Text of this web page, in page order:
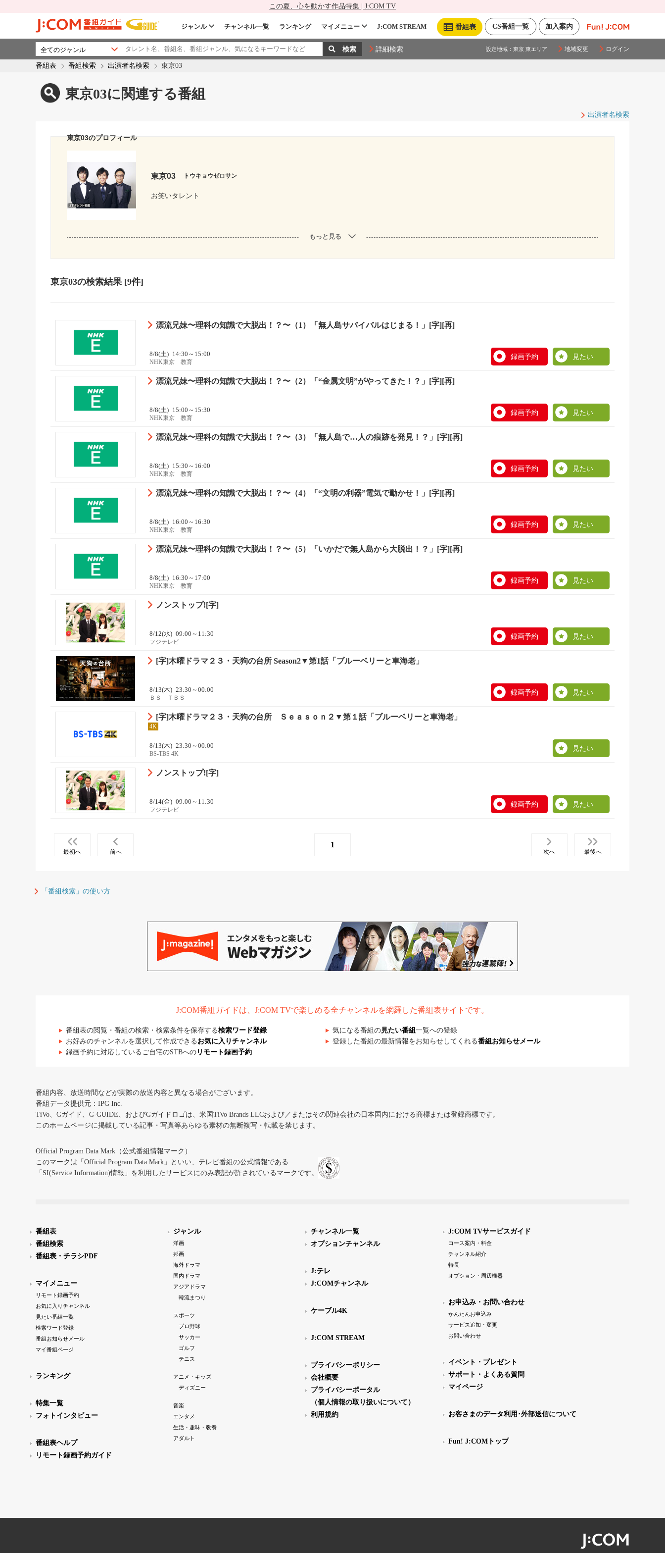
この夏、心を動かす作品特集 | J:COM TV
加入案内
CS番組一覧
番組表
ジャンル チャンネル一覧 ランキング マイメニュー J:COM STREAM
詳細検索 設定地域： 東京 東エリア 地域変更 ログイン
番組表 番組検索 出演者名検索 東京03
東京03に関連する番組
出演者名検索
東京03のプロフィール
東京03 トウキョウゼロサン
お笑いタレント
もっと見る
東京03の検索結果 [9件]
漂流兄妹〜理科の知識で大脱出！？〜（1）「無人島サバイバルはじまる！」[字][再]
8/8(土) 14:30～15:00
NHK東京 教育
録画予約 見たい
漂流兄妹〜理科の知識で大脱出！？〜（2）「“金属文明”がやってきた！？」[字][再]
8/8(土) 15:00～15:30
NHK東京 教育
録画予約 見たい
漂流兄妹〜理科の知識で大脱出！？〜（3）「無人島で…人の痕跡を発見！？」[字][再]
8/8(土) 15:30～16:00
NHK東京 教育
録画予約 見たい
漂流兄妹〜理科の知識で大脱出！？〜（4）「“文明の利器”電気で動かせ！」[字][再]
8/8(土) 16:00～16:30
NHK東京 教育
録画予約 見たい
漂流兄妹〜理科の知識で大脱出！？〜（5）「いかだで無人島から大脱出！？」[字][再]
8/8(土) 16:30～17:00
NHK東京 教育
録画予約 見たい
ノンストップ![字]
8/12(水) 09:00～11:30
フジテレビ
録画予約 見たい
[字]木曜ドラマ２３・天狗の台所 Season2▼第1話「ブルーベリーと車海老」
8/13(木) 23:30～00:00
ＢＳ－ＴＢＳ
録画予約 見たい
[字]木曜ドラマ２３・天狗の台所 Ｓｅａｓｏｎ２▼第１話「ブルーベリーと車海老」
4K
8/13(木) 23:30～00:00
BS-TBS 4K
見たい
ノンストップ![字]
8/14(金) 09:00～11:30
フジテレビ
録画予約 見たい
最初へ 前へ
1
次へ 最後へ
「番組検索」の使い方
J:COM番組ガイドは、J:COM TVで楽しめる全チャンネルを網羅した番組表サイトです。
番組表の閲覧・番組の検索・検索条件を保存する検索ワード登録 気になる番組の見たい番組 一覧への登録
お好みのチャンネルを選択して作成できる お気に入りチャンネル 登録した番組の最新情報をお知らせしてくれる番組お知らせメール
録画予約に対応しているご自宅のSTBへの リモート録画予約
番組内容、放送時間などが実際の放送内容と異なる場合がございます。
番組データ提供元：IPG Inc.
TiVo、Gガイド、G-GUIDE、およびGガイドロゴは、米国TiVo Brands LLCおよび／またはその関連会社の日本国内における商標または登録商標です。
このホームページに掲載している記事・写真等あらゆる素材の無断複写・転載を禁じます。
Official Program Data Mark（公式番組情報マーク）
このマークは「Official Program Data Mark」といい、テレビ番組の公式情報である
「SI(Service Information)情報」を利用したサービスにのみ表記が許されているマークです。
番組表
番組検索
番組表・チラシPDF
マイメニュー
リモート録画予約
お気に入りチャンネル
見たい番組一覧
検索ワード登録
番組お知らせメール
マイ番組ページ
ランキング
特集一覧
フォトインタビュー
番組表ヘルプ
リモート録画予約ガイド
ジャンル
洋画
邦画
海外ドラマ
国内ドラマ
アジアドラマ
韓流まつり
スポーツ
プロ野球
サッカー
ゴルフ
テニス
アニメ・キッズ
ディズニー
音楽
エンタメ
生活・趣味・教養
アダルト
チャンネル一覧
オプションチャンネル
J:テレ
J:COMチャンネル
ケーブル4K
J:COM STREAM
プライバシーポリシー
会社概要
プライバシーポータル
（個人情報の取り扱いについて）
利用規約
J:COM TVサービスガイド
コース案内・料金
チャンネル紹介
特長
オプション・周辺機器
お申込み・お問い合わせ
かんたんお申込み
サービス追加・変更
お問い合わせ
イベント・プレゼント
サポート・よくある質問
マイページ
お客さまのデータ利用･外部送信について
Fun! J:COMトップ